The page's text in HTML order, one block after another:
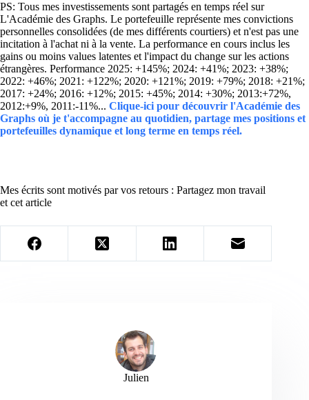
PS: Tous mes investissements sont partagés en temps réel sur
L'Académie des Graphs. Le portefeuille représente mes convictions
personnelles consolidées (de mes différents courtiers) et n'est pas une
incitation à l'achat ni à la vente. La performance en cours inclus les
gains ou moins values latentes et l'impact du change sur les actions
étrangères. Performance 2025: +145%; 2024: +41%; 2023: +38%;
2022: +46%; 2021: +122%; 2020: +121%; 2019: +79%; 2018: +21%;
2017: +24%; 2016: +12%; 2015: +45%; 2014: +30%; 2013:+72%,
2012:+9%, 2011:-11%... Clique-ici pour découvrir l'Académie des
Graphs où je t'accompagne au quotidien, partage mes positions et
portefeuilles dynamique et long terme en temps réel.
Mes écrits sont motivés par vos retours : Partagez mon travail
et cet article
Julien